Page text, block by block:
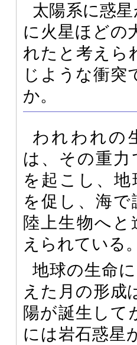
太陽系に惑
に火星ほどの
れたと考えら
じような衝突
か。
われわれの
は、その重力
を起こし、
を促し、海で
陸上生物へ
えられている。
地球の生命
えた月の形成
陽が誕生して
には岩石惑星